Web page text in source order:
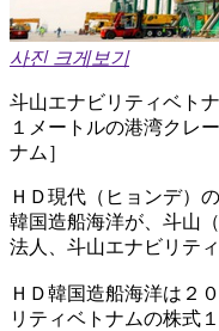
사진 크게보기
斗山エナビリティベト
１メートルの港湾クレ
ナム］
ＨＤ現代（ヒョンデ）
韓国造船海洋が、斗山
法人、斗山エナビリテ
ＨＤ韓国造船海洋は２
リティベトナムの株式